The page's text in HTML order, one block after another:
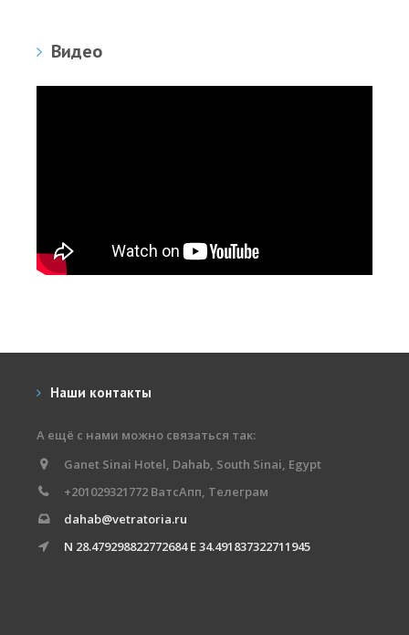
Видео
Наши контакты
А ещё с нами можно связаться так:
Ganet Sinai Hotel, Dahab, South Sinai, Egypt
+201029321772 ВатсАпп, Телеграм
dahab@vetratoria.ru
N 28.479298822772684 E 34.491837322711945